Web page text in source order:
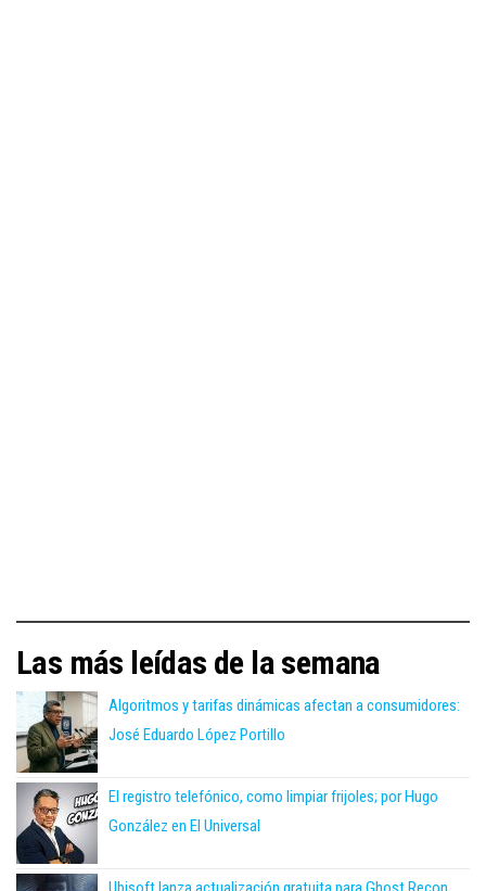
Las más leídas de la semana
Algoritmos y tarifas dinámicas afectan a consumidores:
José Eduardo López Portillo
El registro telefónico, como limpiar frijoles; por Hugo
González en El Universal